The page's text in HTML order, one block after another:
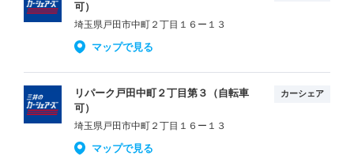
可）
埼玉県戸田市中町２丁目１６ー１３
マップで見る
リパーク戸田中町２丁目第３（自転車
可）
カーシェア
埼玉県戸田市中町２丁目１６ー１３
マップで見る